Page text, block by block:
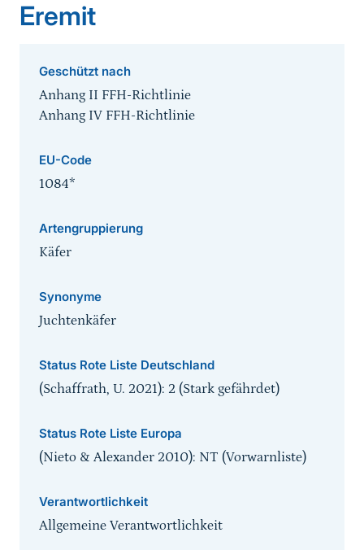
Eremit
Geschützt nach
Anhang II FFH-Richtlinie
Anhang IV FFH-Richtlinie
EU-Code
1084*
Artengruppierung
Käfer
Synonyme
Juchtenkäfer
Status Rote Liste Deutschland
(Schaffrath, U. 2021): 2 (Stark gefährdet)
Status Rote Liste Europa
(Nieto & Alexander 2010): NT (Vorwarnliste)
Verantwortlichkeit
Allgemeine Verantwortlichkeit